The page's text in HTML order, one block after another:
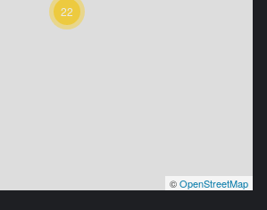
22
©OpenStreetMap